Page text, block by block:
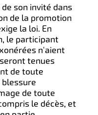
son invité dans
de la promotion
la loi. En
le participant
n'aient
tenues
de toute
de toute
le décès, et